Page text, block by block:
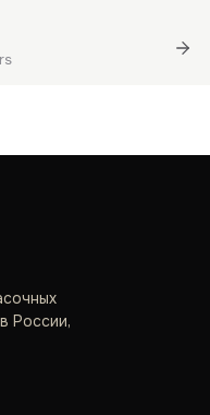
России,